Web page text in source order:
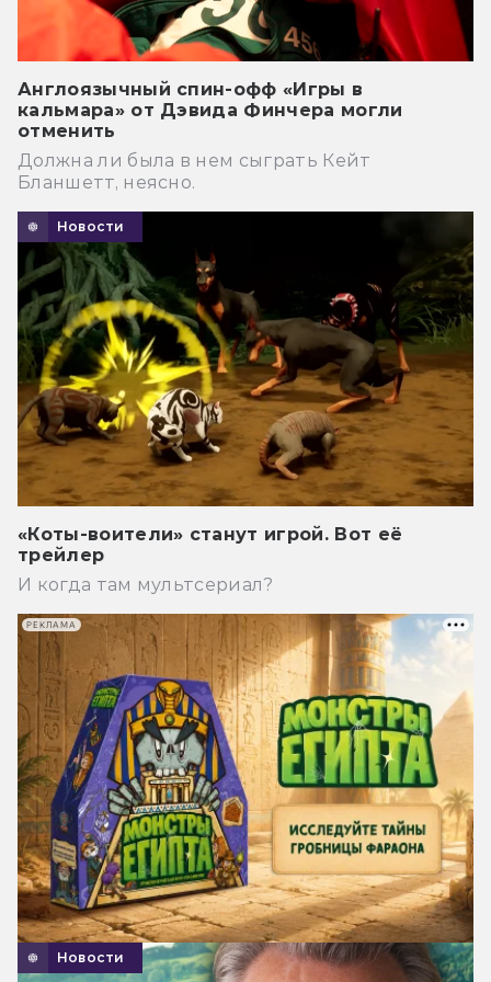
Англоязычный спин-офф «Игры в
кальмара» от Дэвида Финчера могли
отменить
Должна ли была в нем сыграть Кейт
Бланшетт, неясно.
Новости
«Коты-воители» станут игрой. Вот её
трейлер
И когда там мультсериал?
Новости
РЕКЛАМА